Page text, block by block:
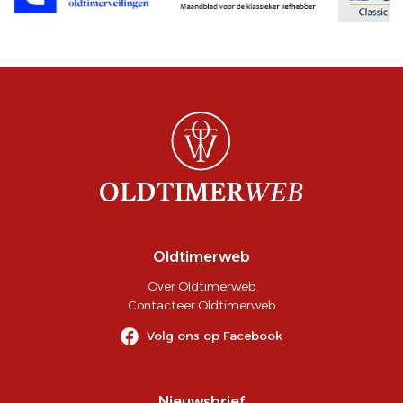
Oldtimerweb
Over Oldtimerweb
Contacteer Oldtimerweb
Volg ons op Facebook